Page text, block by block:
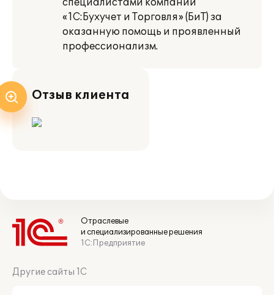
специалистами компании
«1С:Бухучет и Торговля» (БиТ) за
оказанную помощь и проявленный
профессионализм.
Отзыв клиента
Отраслевые
и специализированные решения
1С:Предприятие
Другие сайты 1С